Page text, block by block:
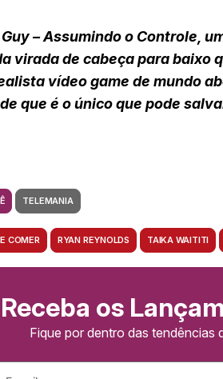
– Assumindo o Controle,
virada de cabeça para baixo
vídeo game de mundo
que é o único que pode
TELEMANIA
COMER RYAN REYNOLDS TAIKA WAITITI
Receba os
Fique por dentro das tendências